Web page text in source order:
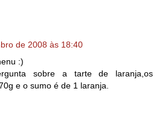
de 2008 às 18:40
:)
sobre a tarte de laranja,os
e o sumo é de 1 laranja.